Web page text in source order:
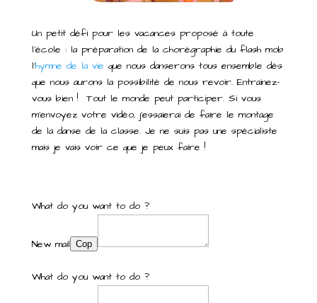
Un petit défi pour les vacances proposé à toute
l’école : la préparation de la chorégraphie du flash mob
l’hymne de la vie que nous danserons tous ensemble dès
que nous aurons la possibilité de nous revoir. Entrainez-
vous bien ! Tout le monde peut participer. Si vous
m’envoyez votre vidéo, j’essaierai de faire le montage
de la danse de la classe. Je ne suis pas une spécialiste
mais je vais voir ce que je peux faire !
What do you want to do ?
New mail Cop
What do you want to do ?